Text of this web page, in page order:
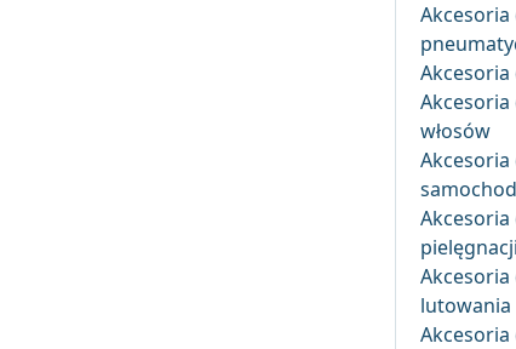
włosów
Akcesoria
Akcesoria
lutowania